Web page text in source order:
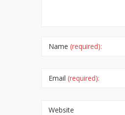
Name (required):
Email (required):
Website